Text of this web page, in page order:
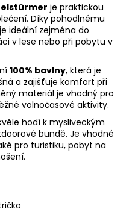
je praktickou
Díky pohodlnému
ideální zejména do
v lese nebo při pobytu v
100% bavlny, která je
a zajišťuje komfort při
materiál je vhodný pro
volnočasové aktivity.
hodí k mysliveckým
bundě. Je vhodné
pro turistiku, pobyt na